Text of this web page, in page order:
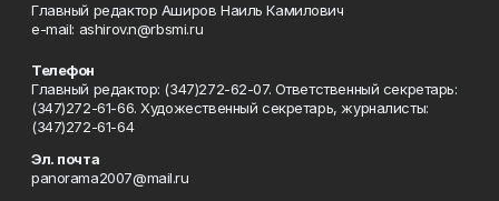
Главный редактор Аширов Наиль Камилович
e-mail: ashirov.n@rbsmi.ru
Телефон
Главный редактор: (347)272-62-07. Ответственный секретарь:
(347)272-61-66. Художественный секретарь, журналисты:
(347)272-61-64
Эл. почта
panorama2007@mail.ru